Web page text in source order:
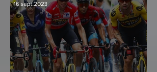
16 sept 2023